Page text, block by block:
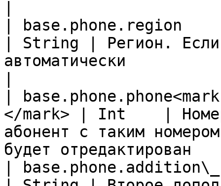
| base.phone.region
| String | Регион. Если
автоматически
|
</mark> | Int    | Номер
абонент с таким
будет отредактирован
|